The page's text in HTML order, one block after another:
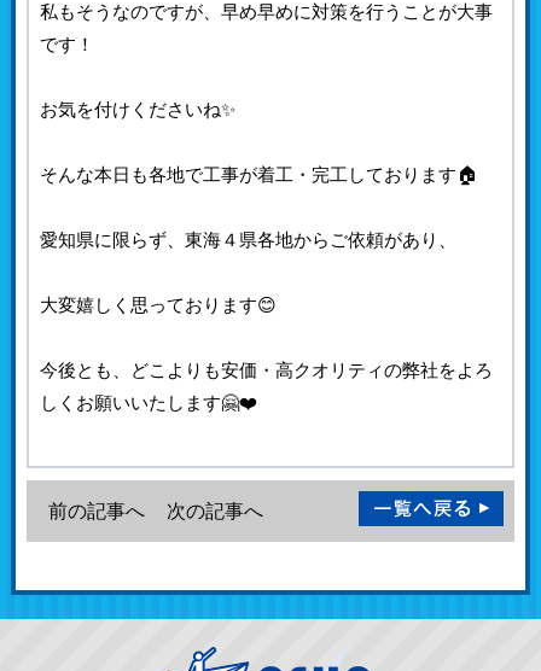
私もそうなのですが、早め早めに対策を行うことが大事
です！
お気を付けくださいね✨
そんな本日も各地で工事が着工・完工しております🏠
愛知県に限らず、東海４県各地からご依頼があり、
大変嬉しく思っております😊
今後とも、どこよりも安価・高クオリティの弊社をよろ
しくお願いいたします🤗❤️
前の記事へ 次の記事へ